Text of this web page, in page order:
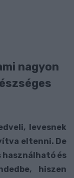
nagyon
levesnek
eltenni. De
és
hiszen